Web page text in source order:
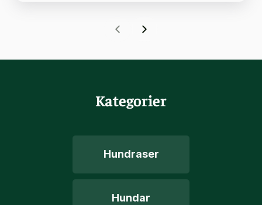
Kategorier
Hundraser
Hundar